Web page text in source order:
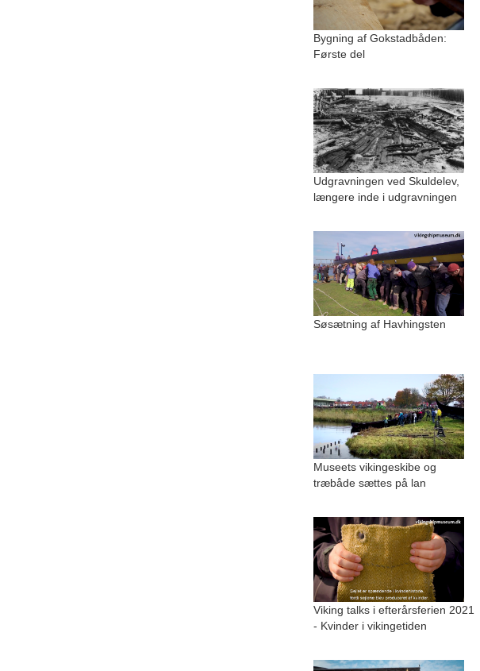
Bygning af Gokstadbåden:
Første del
Udgravningen ved Skuldelev,
længere inde i udgravningen
Søsætning af Havhingsten
Museets vikingeskibe og
træbåde sættes på lan
Viking talks i efterårsferien 2021
- Kvinder i vikingetiden